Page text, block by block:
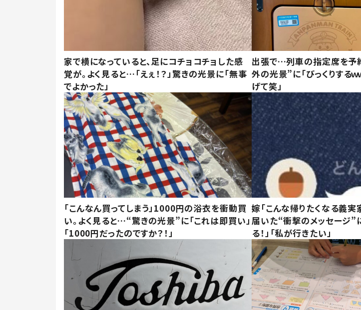
家で横になっていると、足にコチョコチョした感
覚が。よく見ると…「えぇ！？」驚きの光景に「無事
でよかった」
出張で…列車の指定席を
外の光景”に「びっくりするｗ
げて笑」
「こんなん買ってしまう」1000円の浴衣を衝動買
い。よく見ると…“驚きの光景”に「これは即買い」
「1000円だったのですか？！」
嫁「こんな帰りたくなる義実
届いた“衝撃のメッセージ”
る！」「私が行きたい」